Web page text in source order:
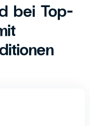
bei Top-